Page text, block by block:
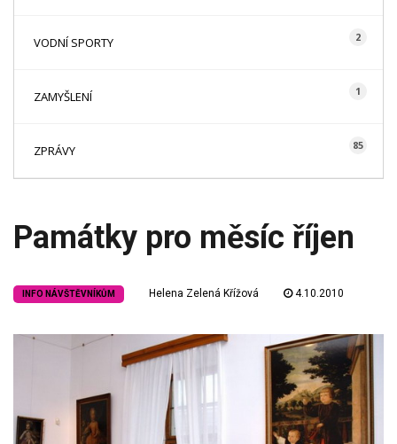
VODNÍ SPORTY 2
ZAMYŠLENÍ 1
ZPRÁVY 85
Památky pro měsíc říjen
INFO NÁVŠTĚVNÍKŮM Helena Zelená Křížová 4.10.2010